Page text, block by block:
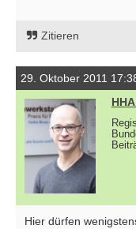
Zitieren
29. Oktober 2011
Hier dürfen